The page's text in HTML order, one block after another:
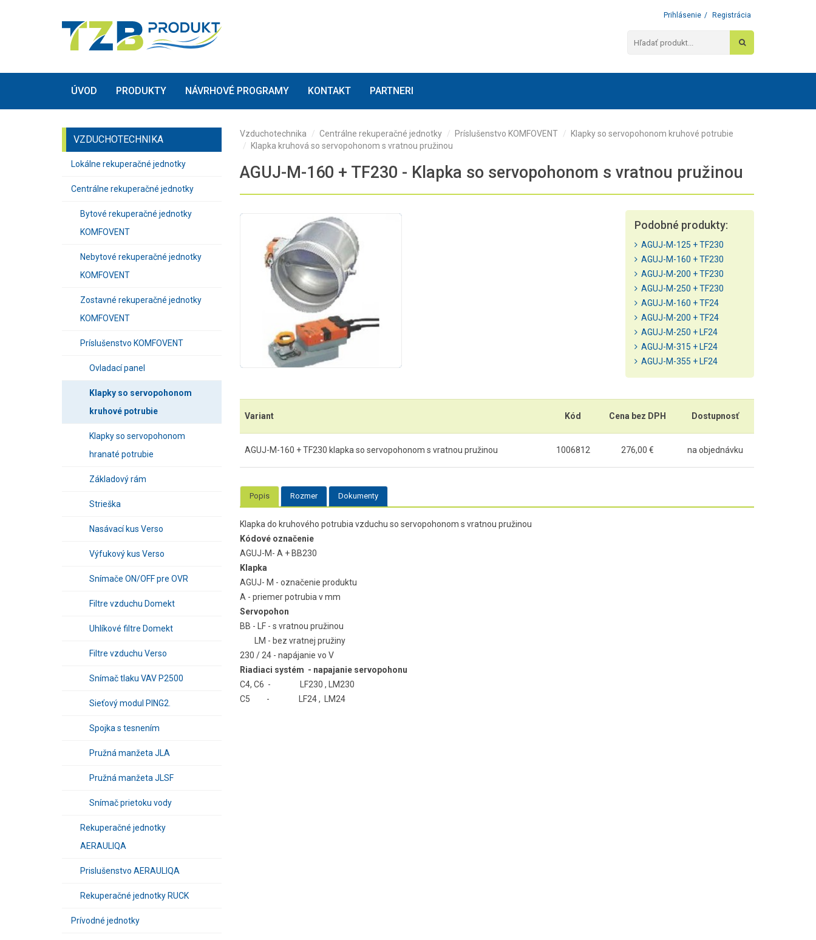
Prihlásenie / Registrácia
ÚVOD PRODUKTY NÁVRHOVÉ PROGRAMY KONTAKT PARTNERI
VZDUCHOTECHNIKA
Lokálne rekuperačné jednotky
Centrálne rekuperačné jednotky
Bytové rekuperačné jednotky
KOMFOVENT
Nebytové rekuperačné jednotky
KOMFOVENT
Zostavné rekuperačné jednotky
KOMFOVENT
Príslušenstvo KOMFOVENT
Ovladací panel
Klapky so servopohonom
kruhové potrubie
Klapky so servopohonom
hranaté potrubie
Základový rám
Strieška
Nasávací kus Verso
Výfukový kus Verso
Snímače ON/OFF pre OVR
Filtre vzduchu Domekt
Uhlíkové filtre Domekt
Filtre vzduchu Verso
Snímač tlaku VAV P2500
Sieťový modul PING2.
Spojka s tesnením
Pružná manžeta JLA
Pružná manžeta JLSF
Snímač prietoku vody
Rekuperačné jednotky
AERAULIQA
Prislušenstvo AERAULIQA
Rekuperačné jednotky RUCK
Prívodné jednotky
Vzduchotechnika Centrálne rekuperačné jednotky Príslušenstvo KOMFOVENT
Klapky so servopohonom kruhové potrubie
Klapka kruhová so servopohonom s vratnou pružinou
AGUJ-M-160 + TF230 - Klapka so servopohonom s vratnou pružinou
Podobné produkty:
AGUJ-M-125 + TF230
AGUJ-M-160 + TF230
AGUJ-M-200 + TF230
AGUJ-M-250 + TF230
AGUJ-M-160 + TF24
AGUJ-M-200 + TF24
AGUJ-M-250 + LF24
AGUJ-M-315 + LF24
AGUJ-M-355 + LF24
Variant Kód Cena bez DPH Dostupnosť
AGUJ-M-160 + TF230 klapka so servopohonom s vratnou pružinou 1006812 276,00 € na objednávku
Popis Rozmer Dokumenty
Klapka do kruhového potrubia vzduchu so servopohonom s vratnou pružinou
Kódové označenie
AGUJ-M- A + BB230
Klapka
AGUJ- M - označenie produktu
A - priemer potrubia v mm
Servopohon
BB - LF - s vratnou pružinou
LM - bez vratnej pružiny
230 / 24 - napájanie vo V
Riadiaci systém - napajanie servopohonu
C4, C6 -
LF230 , LM230
C5 - LF24 , LM24